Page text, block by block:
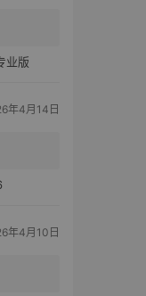
业版
年4月14日
年4月10日